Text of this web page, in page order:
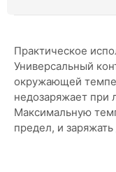
Практическое
Универсальный
окружающей
недозаряжает при
Максимальную
предел, и